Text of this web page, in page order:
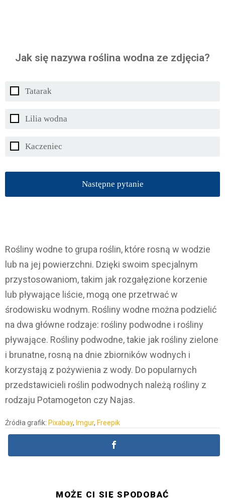
Jak się nazywa roślina wodna ze zdjęcia?
Tatarak
Lilia wodna
Kaczeniec
Następne pytanie
Rośliny wodne to grupa roślin, które rosną w wodzie
lub na jej powierzchni. Dzięki swoim specjalnym
przystosowaniom, takim jak rozgałęzione korzenie
lub pływające liście, mogą one przetrwać w
środowisku wodnym. Rośliny wodne można podzielić
na dwa główne rodzaje: rośliny podwodne i rośliny
pływające. Rośliny podwodne, takie jak rośliny zielone
i brunatne, rosną na dnie zbiorników wodnych i
korzystają z pożywienia z wody. Do popularnych
przedstawicieli roślin podwodnych należą rośliny z
rodzaju Potamogeton czy Najas.
Źródła grafik: Pixabay, Imgur, Freepik
MOŻE CI SIĘ SPODOBAĆ